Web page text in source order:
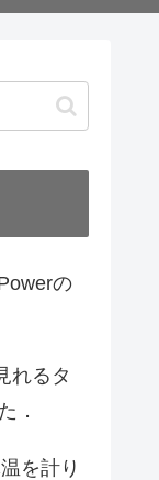
の
れるタ
．
を計り